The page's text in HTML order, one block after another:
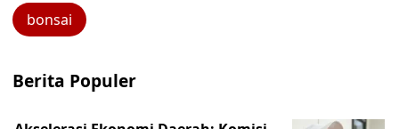
bonsai
Berita Populer